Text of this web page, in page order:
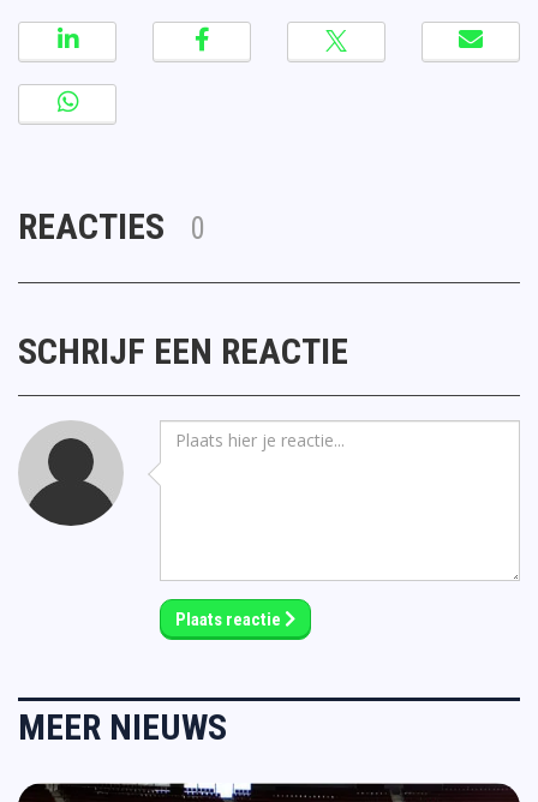
REACTIES 0
SCHRIJF EEN REACTIE
Plaats reactie
MEER NIEUWS